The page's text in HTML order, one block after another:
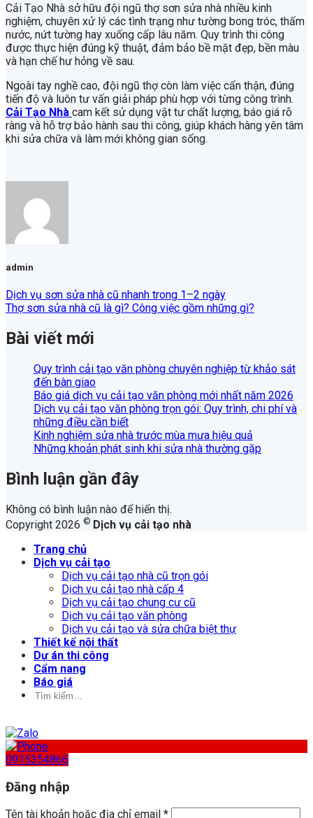
Cải Tạo Nhà sở hữu đội ngũ thợ sơn sửa nhà nhiều kinh
nghiệm, chuyên xử lý các tình trạng như tường bong tróc, thấm
nước, nứt tường hay xuống cấp lâu năm. Quy trình thi công
được thực hiện đúng kỹ thuật, đảm bảo bề mặt đẹp, bền màu
và hạn chế hư hỏng về sau.
Ngoài tay nghề cao, đội ngũ thợ còn làm việc cẩn thận, đúng
tiến độ và luôn tư vấn giải pháp phù hợp với từng công trình.
Cải Tạo Nhà cam kết sử dụng vật tư chất lượng, báo giá rõ
ràng và hỗ trợ bảo hành sau thi công, giúp khách hàng yên tâm
khi sửa chữa và làm mới không gian sống.
admin
Dịch vụ sơn sửa nhà cũ nhanh trong 1–2 ngày
Thợ sơn sửa nhà cũ là gì? Công việc gồm những gì?
Bài viết mới
Quy trình cải tạo văn phòng chuyên nghiệp từ khảo sát
đến bàn giao
Báo giá dịch vụ cải tạo văn phòng mới nhất năm 2026
Dịch vụ cải tạo văn phòng trọn gói: Quy trình, chi phí và
những điều cần biết
Kinh nghiệm sửa nhà trước mùa mưa hiệu quả
Những khoản phát sinh khi sửa nhà thường gặp
Bình luận gần đây
Không có bình luận nào để hiển thị.
Copyright 2026 © Dịch vụ cải tạo nhà
Trang chủ
Dịch vụ cải tạo
Dịch vụ cải tạo nhà cũ trọn gói
Dịch vụ cải tạo nhà cấp 4
Dịch vụ cải tạo chung cư cũ
Dịch vụ cải tạo văn phòng
Dịch vụ cải tạo và sửa chữa biệt thự
Thiết kế nội thất
Dự án thi công
Cẩm nang
Báo giá
Tìm
0915354866
Đăng nhập
Tên tài khoản hoặc địa chỉ email *